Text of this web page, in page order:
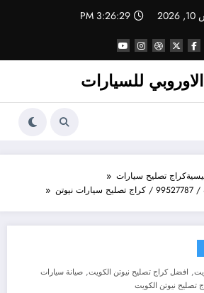
3:26:30 PM
للسيارات
كراج تصليح سيارات
نيوتن
, افضل كراج تصليح نيوتن الكويت, صيانة سيارات
تصليح نيوتن الكويت